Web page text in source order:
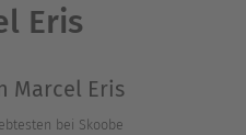
Eris
Marcel Eris
bei Skoobe